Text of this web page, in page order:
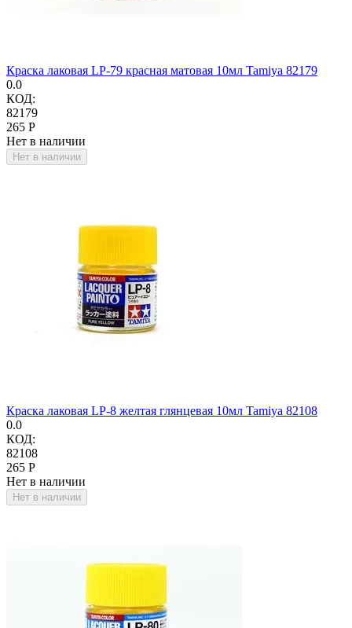
Краска лаковая LP-79 красная матовая 10мл Tamiya 82179
0.0
КОД:
82179
‍265‍ Р
Нет в наличии
Нет в наличии
Краска лаковая LP-8 желтая глянцевая 10мл Tamiya 82108
0.0
КОД:
82108
‍265‍ Р
Нет в наличии
Нет в наличии